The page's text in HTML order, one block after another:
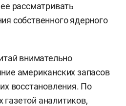
рассматривать
собственного ядерного
внимательно
американских запасов
восстановления. По
аналитиков,